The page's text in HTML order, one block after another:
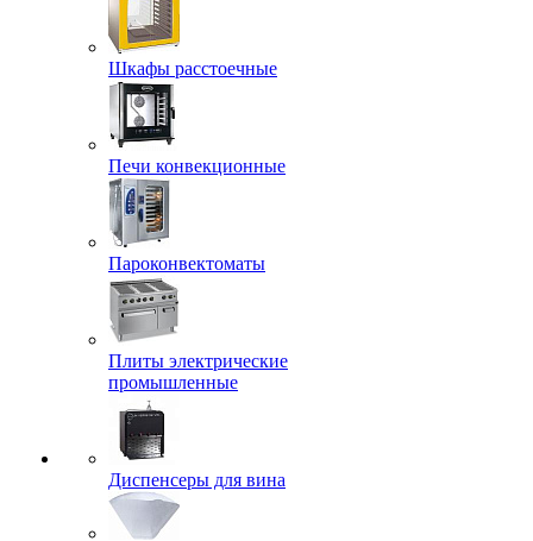
Шкафы расстоечные
Печи конвекционные
Пароконвектоматы
Плиты электрические
промышленные
Диспенсеры для вина